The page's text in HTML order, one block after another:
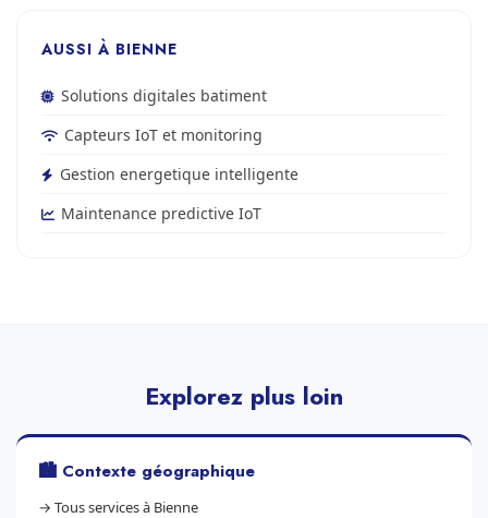
AUSSI À BIENNE
Solutions digitales batiment
Capteurs IoT et monitoring
Gestion energetique intelligente
Maintenance predictive IoT
Explorez plus loin
🏙️ Contexte géographique
→ Tous services à Bienne